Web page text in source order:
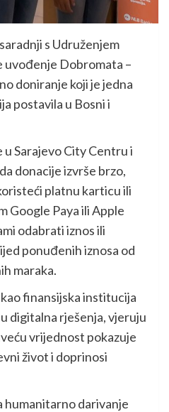
s Udruženjem
uvođenje Dobromata –
doniranje koji je jedna
postavila u Bosni i
Sarajevo City Centru i
donacije izvrše brzo,
platnu karticu ili
Google Paya ili Apple
odabrati iznos ili
ponuđenih iznosa od
maraka.
finansijska institucija
digitalna rješenja, vjeruju
vrijednost pokazuje
život i doprinosi
darivanje